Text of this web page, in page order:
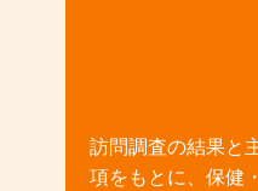
訪問調査の結果と
項をもとに、保健